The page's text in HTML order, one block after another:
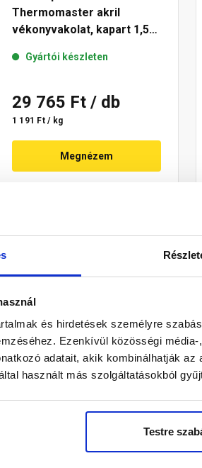
és hirdetések személyre
Ezenkívül közösségi
adatait, akik kombinálhatják
használt más szolgáltatásokból
Testre
Thermomaster akril
vékonyvakolat, kapart 1,5
Gyártói készleten
29 765 Ft / db
1 191 Ft / kg
Megnézem
talál a termékkel kapcsolatban.
előkevert, dörzsölt hatású
kivitelezhető és az ára miatt
nem páraáteresztő. Vizes
pasztell és intenzív